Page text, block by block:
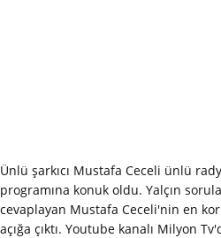
Ünlü şarkıcı Mustafa Ceceli ünlü
programına konuk oldu. Yalçın
cevaplayan Mustafa Ceceli'nin en
açığa çıktı. Youtube kanalı Milyon